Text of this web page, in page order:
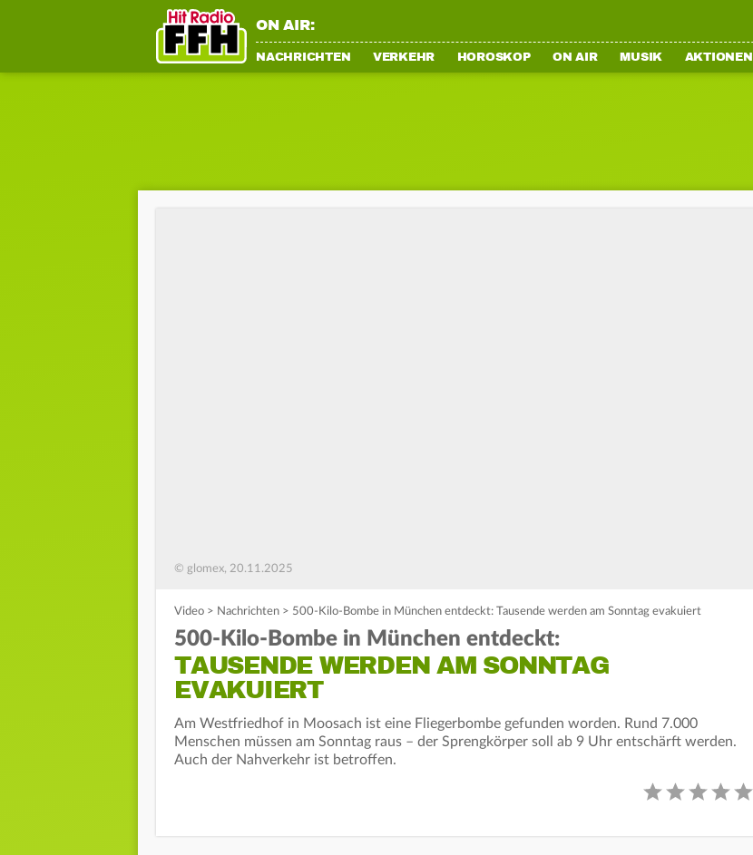
ON AIR:
NACHRICHTEN VERKEHR HOROSKOP ON AIR MUSIK AKTIONEN
© glomex, 20.11.2025
Video > Nachrichten > 500-Kilo-Bombe in München entdeckt: Tausende werden am Sonntag evakuiert
500-Kilo-Bombe in München entdeckt:
TAUSENDE WERDEN AM SONNTAG
EVAKUIERT
Am Westfriedhof in Moosach ist eine Fliegerbombe gefunden worden. Rund 7.000
Menschen müssen am Sonntag raus – der Sprengkörper soll ab 9 Uhr entschärft werden.
Auch der Nahverkehr ist betroffen.